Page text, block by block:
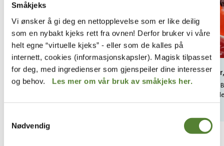
Småkjeks
Vi ønsker å gi deg en nettopplevelse som er like deilig
som en nybakt kjeks rett fra ovnen! Derfor bruker vi våre
helt egne “virtuelle kjeks” - eller som de kalles på
internett, cookies (informasjonskapsler). Magisk tilpasset
for deg, med ingredienser som gjenspeiler dine interesser
og behov. Les mer om vår bruk av småkjeks her.
Nødvendig
Korallrevet
Korallrevet er et stort og morsomt klatrefjell i
i to